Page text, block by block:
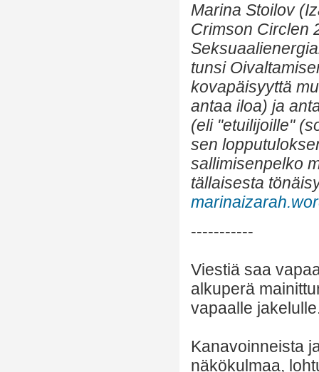
Marina Stoilov
Crimson Circlen
tunsi
kovapäisyyttä
antaa iloa) ja
(eli "etuilijoille"
sen
sallimisenpelko
tällaisesta
-----------
Viestiä saa
alkuperä
vapaalle
Kanavoinneista
näkökulmaa,